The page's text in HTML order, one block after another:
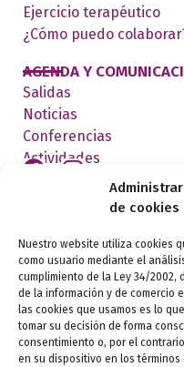
de cookies
Nuestro website utiliza cookies
como usuario mediante el
cumplimiento de la Ley 34/2002,
de la información y de comercio
las cookies que usamos es lo
tomar su decisión de forma
consentimiento o, por el
en su dispositivo en los términos
Ejercicio terapéutico
¿Cómo puedo
AGENDA Y
Salidas
Noticias
Conferencias
Actividades